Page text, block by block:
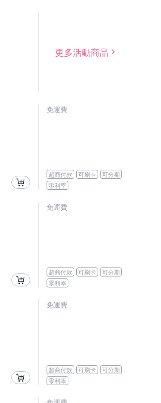
更多活動商品
免運費
超商付款 可刷卡
可分期
零利率
免運費
超商付款 可刷卡
可分期
零利率
免運費
超商付款 可刷卡
可分期
零利率